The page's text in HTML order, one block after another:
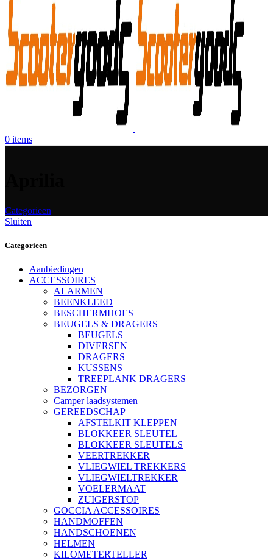
0 items
Categorieen
Sluiten
Categorieen
Aanbiedingen
ACCESSOIRES
ALARMEN
BEENKLEED
BESCHERMHOES
BEUGELS & DRAGERS
BEUGELS
DIVERSEN
DRAGERS
KUSSENS
TREEPLANK DRAGERS
BEZORGEN
Camper laadsystemen
GEREEDSCHAP
AFSTELKIT KLEPPEN
BLOKKEER SLEUTEL
BLOKKEER SLEUTELS
VEERTREKKER
VLIEGWIEL TREKKERS
VLIEGWIELTREKKER
VOELERMAAT
ZUIGERSTOP
GOCCIA ACCESSOIRES
HANDMOFFEN
HANDSCHOENEN
HELMEN
KILOMETERTELLER